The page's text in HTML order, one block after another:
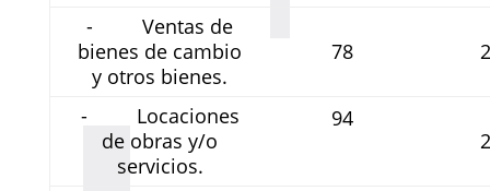
- Ventas de
bienes de cambio
y otros bienes.
78
- Locaciones
de obras y/o
servicios.
94